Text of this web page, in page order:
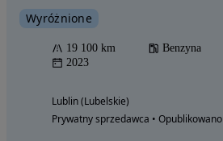
Wyróżnione
19 100 km Benzyna
2023
Lublin (Lubelskie)
Prywatny sprzedawca • Opublikowano